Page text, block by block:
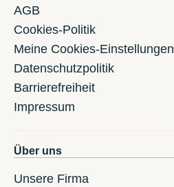
AGB
Cookies-Politik
Meine Cookies-Einstellungen
Datenschutzpolitik
Barrierefreiheit
Impressum
Über uns
Unsere Firma